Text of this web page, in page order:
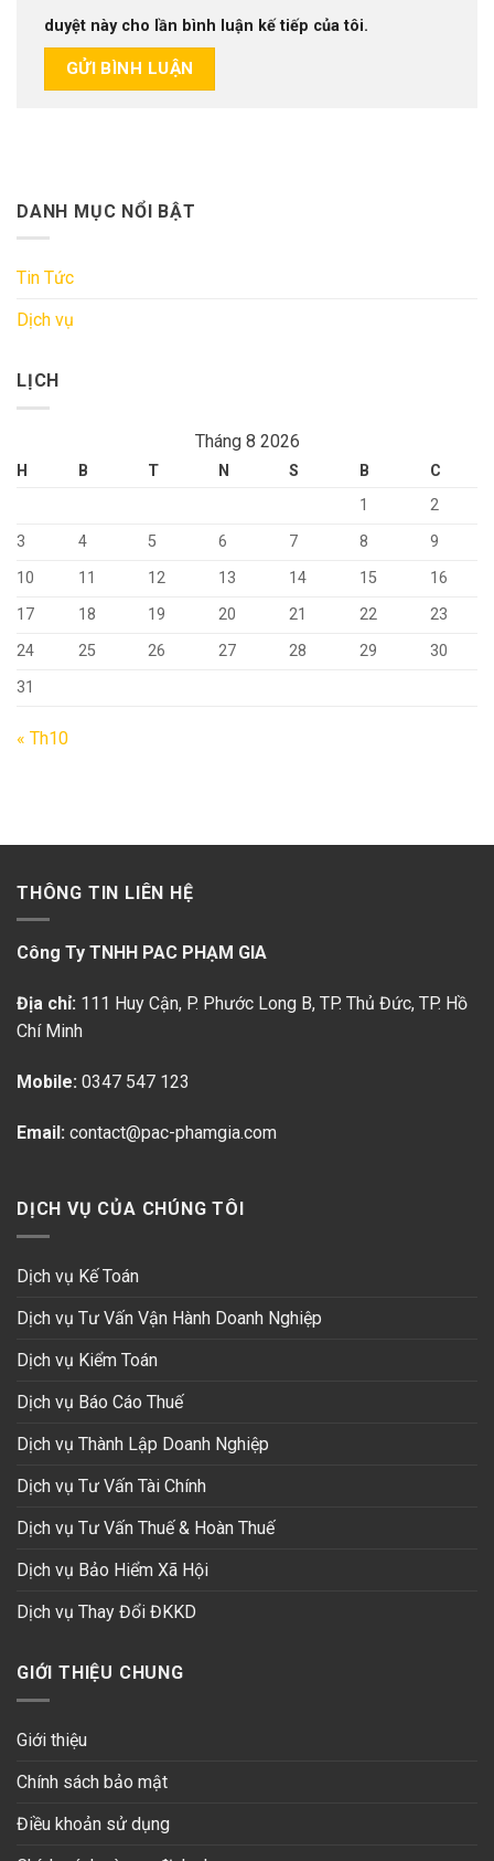
duyệt này cho lần bình luận kế tiếp của tôi.
DANH MỤC NỔI BẬT
Tin Tức
Dịch vụ
LỊCH
Tháng 8 2026
H B T N S B
C
1
2
3
4 5 6 7 8
9
10
11 12 13 14 15
16
17
18 19 20 21 22
23
24
25 26 27 28 29
30
31
« Th10
THÔNG TIN LIÊN HỆ
Công Ty TNHH PAC PHẠM GIA
Địa chỉ: 111 Huy Cận, P. Phước Long B, TP. Thủ Đức, TP. Hồ
Chí Minh
Mobile: 0347 547 123
Email: contact@pac-phamgia.com
DỊCH VỤ CỦA CHÚNG TÔI
Dịch vụ Kế Toán
Dịch vụ Tư Vấn Vận Hành Doanh Nghiệp
Dịch vụ Kiểm Toán
Dịch vụ Báo Cáo Thuế
Dịch vụ Thành Lập Doanh Nghiệp
Dịch vụ Tư Vấn Tài Chính
Dịch vụ Tư Vấn Thuế & Hoàn Thuế
Dịch vụ Bảo Hiểm Xã Hội
Dịch vụ Thay Đổi ĐKKD
GIỚI THIỆU CHUNG
Giới thiệu
Chính sách bảo mật
Điều khoản sử dụng